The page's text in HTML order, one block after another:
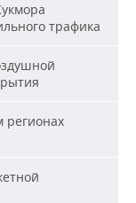
трафика
регионах